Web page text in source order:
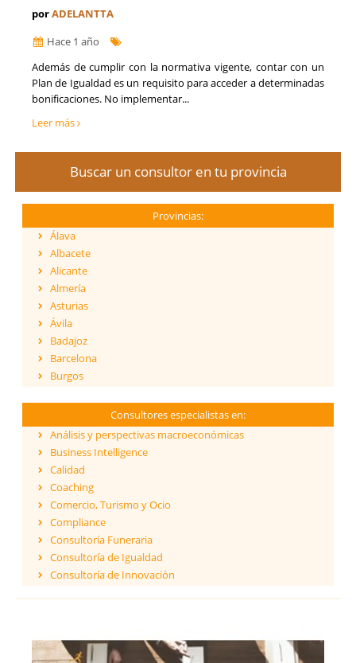
porADELANTTA
Hace 1 año
Además de cumplir con la normativa vigente, contar con un
Plan de Igualdad es un requisito para acceder a determinadas
bonificaciones. No implementar...
Leer más
Buscar un consultor en tu provincia
Provincias:
Álava
Albacete
Alicante
Almería
Asturias
Ávila
Badajoz
Barcelona
Burgos
Cantabria
Castellón
Ceuta
Ciudad Real
Córdoba
Cuenca
Girona
Granada
Guadalajara
Islas Baleares
Jaén
Consultores especialistas en:
Análisis y perspectivas macroeconómicas
Business Intelligence
Calidad
Coaching
Comercio, Turismo y Ocio
Compliance
Consultoría Funeraria
Consultoría de Igualdad
Consultoría de Innovación
Financiación de proyectos internacionales